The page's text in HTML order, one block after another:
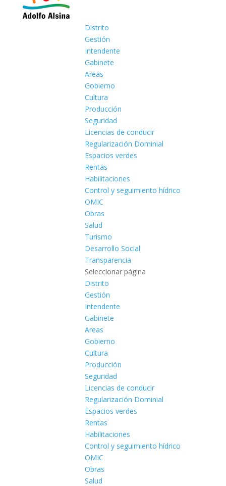
Distrito
Gestión
Intendente
Gabinete
Areas
Gobierno
Cultura
Producción
Seguridad
Licencias de conducir
Regularización Dominial
Espacios verdes
Rentas
Habilitaciones
Control y seguimiento hídrico
OMIC
Obras
Salud
Turismo
Desarrollo Social
Transparencia
Seleccionar página
Distrito
Gestión
Intendente
Gabinete
Areas
Gobierno
Cultura
Producción
Seguridad
Licencias de conducir
Regularización Dominial
Espacios verdes
Rentas
Habilitaciones
Control y seguimiento hídrico
OMIC
Obras
Salud